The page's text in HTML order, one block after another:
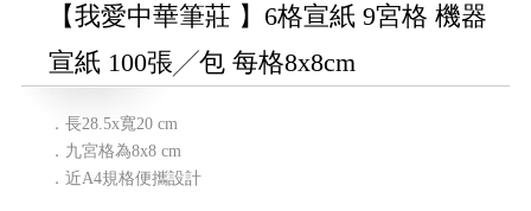
【我愛中華筆莊 】6格宣紙 9宮格 機器
宣紙 100張╱包 每格8x8cm
．長28.5x寬20 cm
．九宮格為8x8 cm
．近A4規格便攜設計